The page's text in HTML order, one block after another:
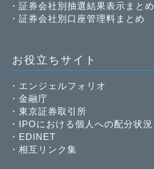
・ 証券会社別抽選結果表示まとめ
・ 証券会社別口座管理料まとめ
お役立ちサイト
・ エンジェルフォリオ
・ 金融庁
・ 東京証券取引所
・ IPOにおける個人への配分状況
・ EDINET
・ 相互リンク集